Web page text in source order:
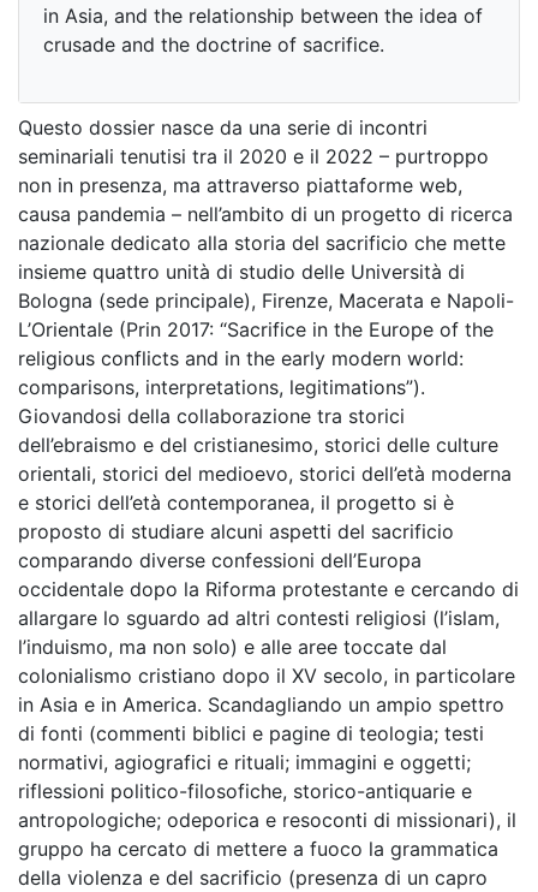
in Asia, and the relationship between the idea of
crusade and the doctrine of sacrifice.
Questo dossier nasce da una serie di incontri
seminariali tenutisi tra il 2020 e il 2022 – purtroppo
non in presenza, ma attraverso piattaforme web,
causa pandemia – nell’ambito di un progetto di ricerca
nazionale dedicato alla storia del sacrificio che mette
insieme quattro unità di studio delle Università di
Bologna (sede principale), Firenze, Macerata e Napoli-
L’Orientale (Prin 2017: “Sacrifice in the Europe of the
religious conflicts and in the early modern world:
comparisons, interpretations, legitimations”).
Giovandosi della collaborazione tra storici
dell’ebraismo e del cristianesimo, storici delle culture
orientali, storici del medioevo, storici dell’età moderna
e storici dell’età contemporanea, il progetto si è
proposto di studiare alcuni aspetti del sacrificio
comparando diverse confessioni dell’Europa
occidentale dopo la Riforma protestante e cercando di
allargare lo sguardo ad altri contesti religiosi (l’islam,
l’induismo, ma non solo) e alle aree toccate dal
colonialismo cristiano dopo il XV secolo, in particolare
in Asia e in America. Scandagliando un ampio spettro
di fonti (commenti biblici e pagine di teologia; testi
normativi, agiografici e rituali; immagini e oggetti;
riflessioni politico-filosofiche, storico-antiquarie e
antropologiche; odeporica e resoconti di missionari), il
gruppo ha cercato di mettere a fuoco la grammatica
della violenza e del sacrificio (presenza di un capro